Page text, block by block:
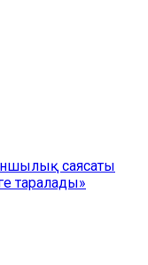
саясаты
таралады»